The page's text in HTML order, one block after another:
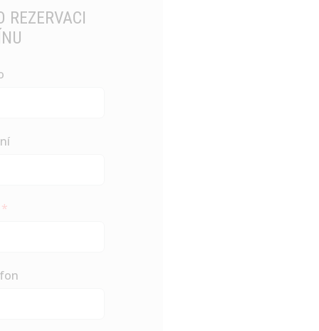
NAPIŠTE NÁM O REZERVACI